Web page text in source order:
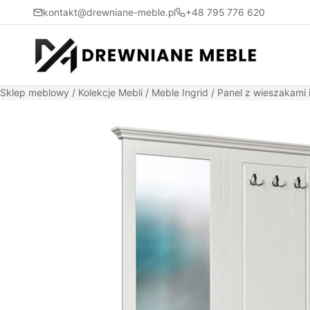
kontakt@drewniane-meble.pl +48 795 776 620
Sklep meblowy / Kolekcje Mebli / Meble Ingrid / Panel z